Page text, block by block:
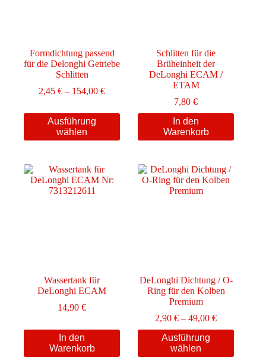
Formdichtung passend
für die Delonghi Getriebe
Schlitten
2,45€ – 154,00€Preisspanne:
bis
Ausführung
wählen
Dieses
Produkt
weist
auf.
Die
Optionen
Schlitten für die
Brüheinheit der
DeLonghi ECAM /
ETAM
7,80€
In den
Warenkorb
Wassertank für
DeLonghi ECAM
14,90€
In den
Warenkorb
DeLonghi Dichtung / O-
Ring für den Kolben
Premium
2,90€ –49,00€Preisspanne:
2,90 €
Ausführung
wählen
Dieses
Produkt
weist